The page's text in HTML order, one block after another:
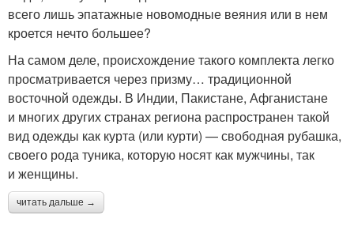
всего лишь эпатажные новомодные веяния или в нем
кроется нечто большее?
На самом деле, происхождение такого комплекта легко
просматривается через призму… традиционной
восточной одежды. В Индии, Пакистане, Афганистане
и многих других странах региона распространен такой
вид одежды как курта (или курти) — свободная рубашка,
своего рода туника, которую носят как мужчины, так
и женщины.
читать дальше →